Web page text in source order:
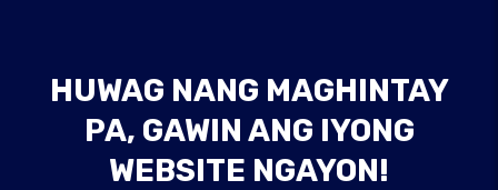
HUWAG NANG MAGHINTAY
PA, GAWIN ANG IYONG
WEBSITE NGAYON!